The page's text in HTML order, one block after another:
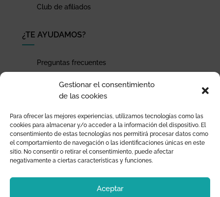
Gestionar el consentimiento
de las cookies
Para ofrecer las mejores experiencias, utilizamos tecnologías como las
cookies para almacenar y/o acceder a la información del dispositivo. El
consentimiento de estas tecnologías nos permitirá procesar datos como
el comportamiento de navegación o las identificaciones únicas en este
sitio. No consentir o retirar el consentimiento, puede afectar
negativamente a ciertas características y funciones.
Aceptar
Club de afiliados
¿TE AYUDAMOS?
Preguntas frecuentes
Pago seguro
Devoluciones y garantía